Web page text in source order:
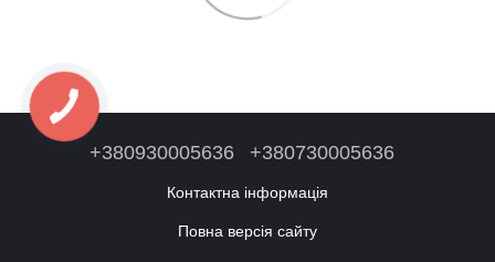
+380930005636 +380730005636
Контактна інформація
Повна версія сайту